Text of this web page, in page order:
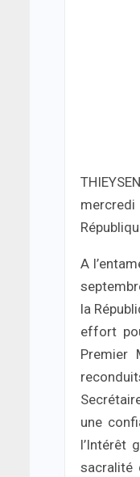
A
la
effort
Premier
une
l’Intérêt
sacralité